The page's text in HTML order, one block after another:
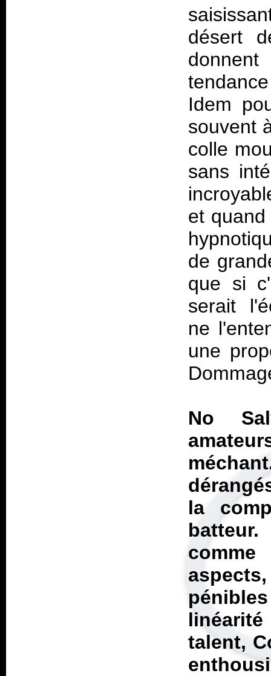
désert
Idem
souvent
colle
sans
et
de
que si
serait
ne
une
No
la
batteur.
comme
talent,